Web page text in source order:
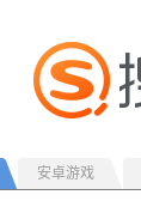
安卓游戏